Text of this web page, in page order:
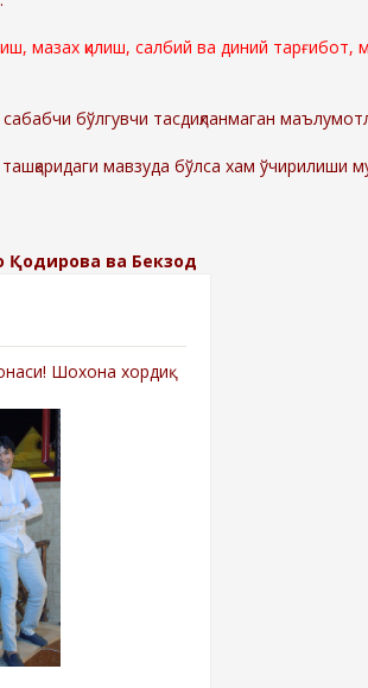
мазах қилиш, салбий ва диний
бўлгувчи тасдиқланмаган
мавзуда бўлса хам ўчирилиши
Қодирова ва Бекзод
Шохона хордиқ